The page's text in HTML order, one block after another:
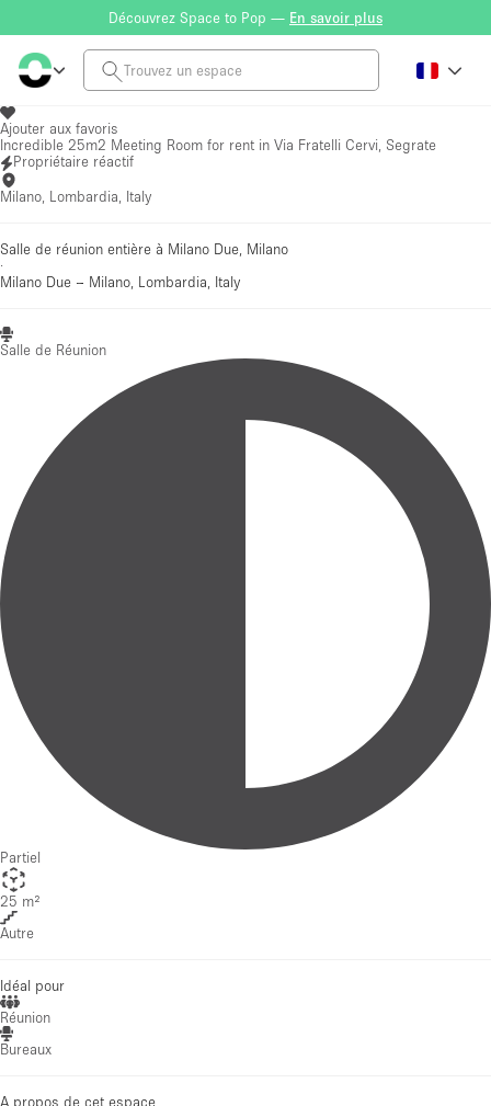
Découvrez Space to Pop — En savoir plus
Ajouter aux favoris
Incredible 25m2 Meeting Room for rent in Via Fratelli Cervi, Segrate
Propriétaire réactif
Milano, Lombardia, Italy
Salle de réunion entière à Milano Due, Milano
·
Milano Due – Milano, Lombardia, Italy
Salle de Réunion
Partiel
25 m²
Autre
Idéal pour
Réunion
Bureaux
A propos de cet espace